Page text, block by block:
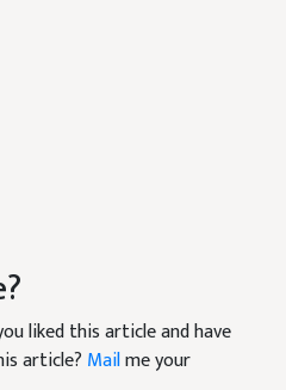
liked this article and have
article? Mailme your